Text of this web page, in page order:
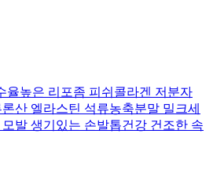
율높은 리포좀 피쉬콜라겐 저분자
산 엘라스틴 석류농축분말 밀크세
발 생기있는 손발톱건강 건조한 속